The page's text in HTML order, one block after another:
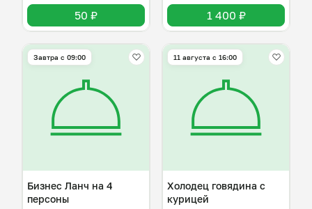
50 ₽ 1 400 ₽
Завтра c 09:00
Бизнес Ланч на 4
персоны
11 августа с 16:00
Холодец говядина с
курицей